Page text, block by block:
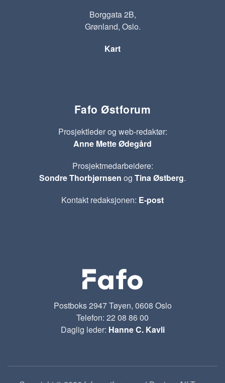
Borggata 2B,
Grønland, Oslo.
Kart
Fafo Østforum
Prosjektleder og web-redaktør:
Anne Mette Ødegård
Prosjektmedarbeidere:
Sondre Thorbjørnsen og Tina Østberg.
Kontakt redaksjonen: E-post
Postboks 2947 Tøyen, 0608 Oslo
Telefon: 22 08 86 00
Daglig leder: Hanne C. Kavli